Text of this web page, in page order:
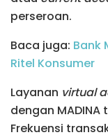
perseroan.
Baca juga: Bank
Ritel Konsumer
Layanan virtual
dengan
Frekuensi